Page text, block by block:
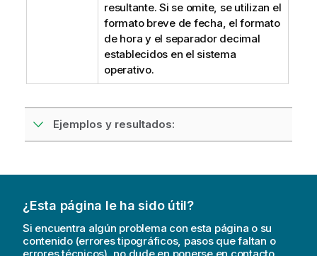
resultante. Si se omite, se utilizan el
formato breve de fecha, el formato
de hora y el separador decimal
establecidos en el sistema
operativo.
Ejemplos y resultados:
¿Esta página le ha sido útil?
Si encuentra algún problema con esta página o su
contenido (errores tipográficos, pasos que faltan o